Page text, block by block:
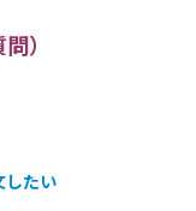
）
したい